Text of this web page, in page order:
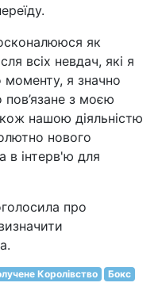
як
всіх невдач, які я
я значно
з моєю
нашою діяльністю
нового
в інтерв'ю для
про
Королівство Бокс